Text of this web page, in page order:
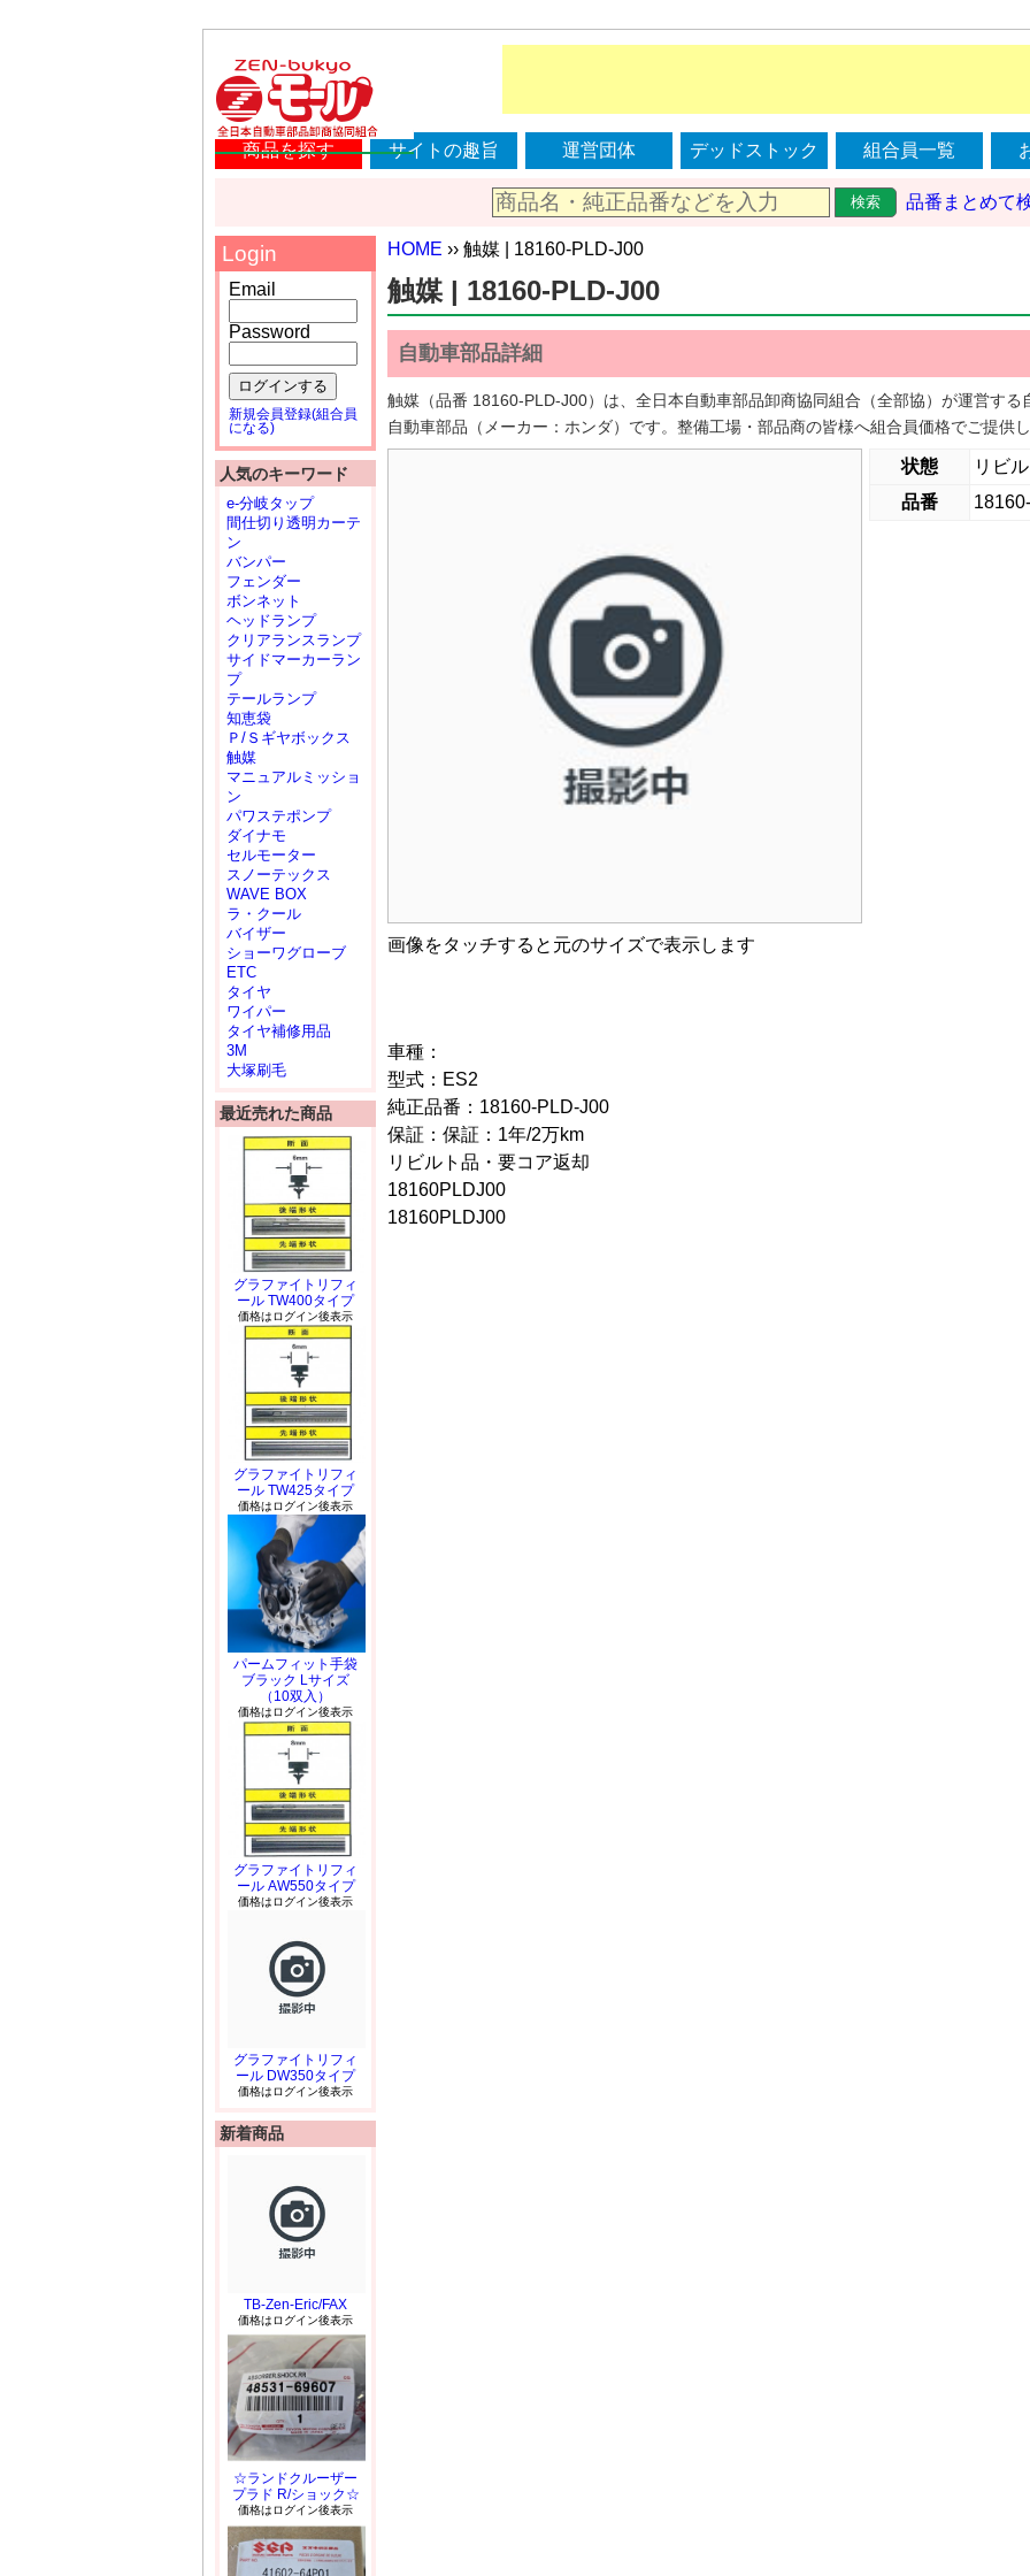
商品を探す サイトの趣旨 運営団体 デッドストック 組合員一覧
検索 品番まとめて
HOME ›› 触媒 | 18160-PLD-J00
触媒 | 18160-PLD-J00
自動車部品詳細
触媒（品番 18160-PLD-J00）は、全日本自動車部品卸商協同組合（全部協）が運営す
自動車部品（メーカー：ホンダ）です。整備工場・部品商の皆様へ組合員価格でご提供
画像をタッチすると元のサイズで表示します
状態
リビ
品番
車種：
型式：ES2
純正品番：18160-PLD-J00
保証：保証：1年/2万km
リビルト品・要コア返却
18160PLDJ00
18160PLDJ00
Login
Email
Password
ログインする
新規会員登録(組合員
になる)
人気のキーワード
e-分岐タップ
間仕切り透明カーテ
ン
バンパー
フェンダー
ボンネット
ヘッドランプ
クリアランスランプ
サイドマーカーラン
プ
テールランプ
知恵袋
Ｐ/Ｓギヤボックス
触媒
マニュアルミッショ
ン
パワステポンプ
ダイナモ
セルモーター
スノーテックス
WAVE BOX
ラ・クール
バイザー
ショーワグローブ
ETC
タイヤ
ワイパー
タイヤ補修用品
3M
大塚刷毛
最近売れた商品
グラファイトリフィ
ール TW400タイプ
価格はログイン後表示
グラファイトリフィ
ール TW425タイプ
価格はログイン後表示
パームフィット手袋
ブラック Lサイズ
（10双入）
価格はログイン後表示
グラファイトリフィ
ール AW550タイプ
価格はログイン後表示
グラファイトリフィ
ール DW350タイプ
価格はログイン後表示
新着商品
TB-Zen-Eric/FAX
価格はログイン後表示
☆ランドクルーザー
プラド R/ショック☆
価格はログイン後表示